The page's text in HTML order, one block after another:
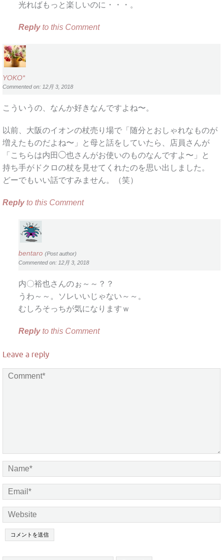
光ればもっと楽しいのに・・・。
Replyto this Comment
YOKO*
Commented on: 12月 3, 2018
こういうの、なんか好きなんですよね〜。
以前、大阪のイオンの杖売り場で「随分とおしゃれなものが
増えたものだよね〜」と母と話をしていたら、店員さんが
「こちらは内田◯也さんがお使いのものなんですよ〜」と
持ち手がドクロの杖を見せてくれたのを思い出しました。
どーでもいい話ですみません。（笑）
Replyto this Comment
bentaro (Post author)
Commented on: 12月 3, 2018
内〇裕也さんのぉ～～？？
うわ～～。ソレいいじゃない～～。
むしろそっちが気になりますｗ
Replyto this Comment
Leave a reply